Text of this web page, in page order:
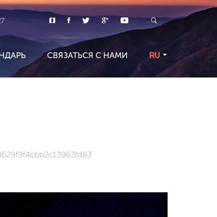
СВЯЗАТЬСЯ С НАМИ RU